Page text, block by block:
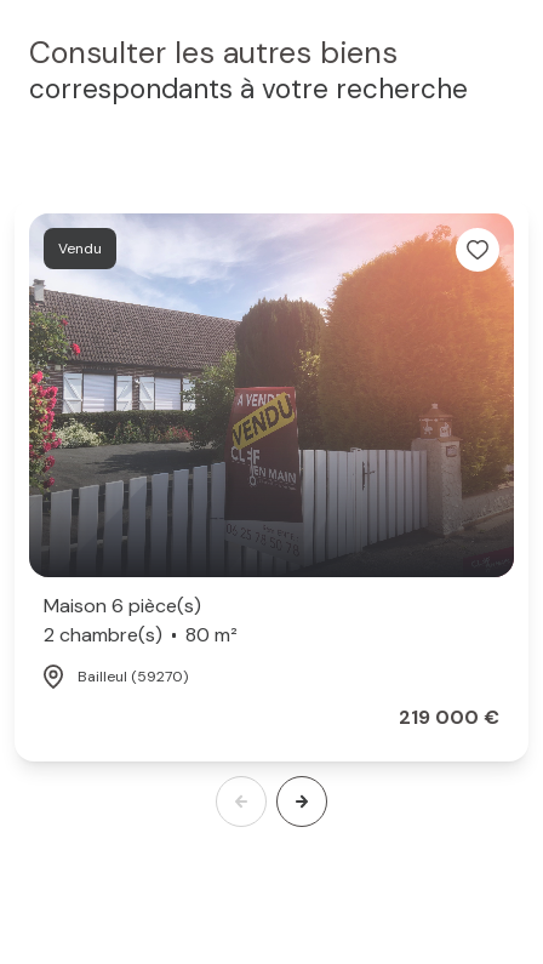
Consulter les autres biens
correspondants à votre recherche
Vendu
Maison 6 pièce(s)
2 chambre(s)
80 m²
Bailleul (59270)
219 000 €